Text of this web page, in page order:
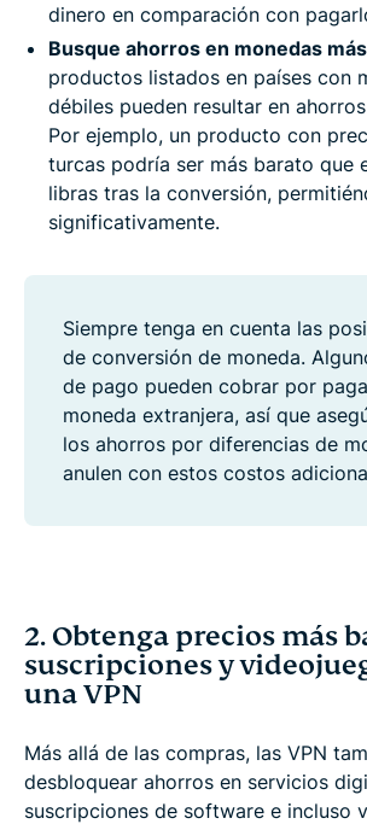
dinero en comparación con
Busque ahorros en monedas
productos listados en países con
débiles pueden resultar en
Por ejemplo, un producto con
turcas podría ser más barato que
libras tras la conversión,
significativamente.
Siempre tenga en cuenta las
de conversión de moneda.
de pago pueden cobrar por
moneda extranjera, así que
los ahorros por diferencias de
anulen con estos costos
2. Obtenga precios más
suscripciones y
una VPN
Más allá de las compras, las VPN
desbloquear ahorros en servicios
suscripciones de software e incluso